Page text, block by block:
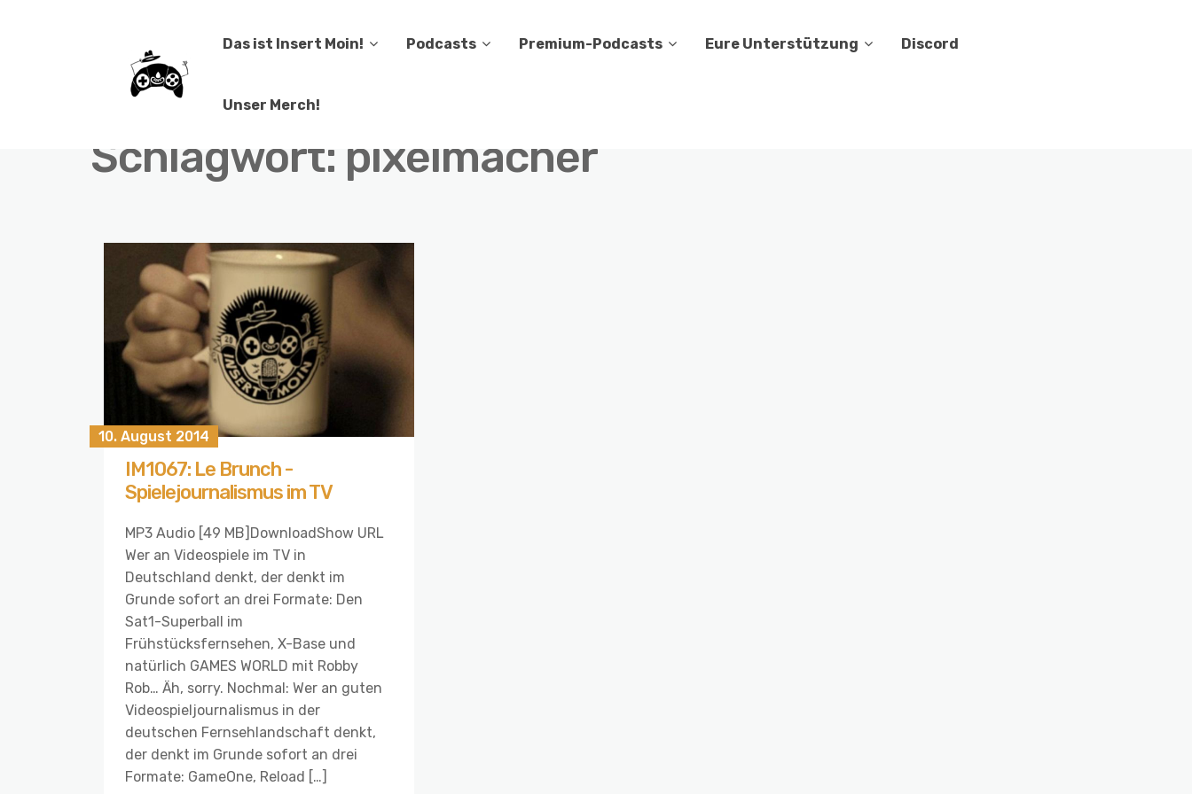
Das ist Insert Moin! Podcasts Premium-Podcasts Eure Unterstützung Discord
Unser Merch!
Schlagwort: pixelmacher
10. August 2014
IM1067: Le Brunch -
Spielejournalismus im TV
MP3 Audio [49 MB]DownloadShow URL
Wer an Videospiele im TV in
Deutschland denkt, der denkt im
Grunde sofort an drei Formate: Den
Sat1-Superball im
Frühstücksfernsehen, X-Base und
natürlich GAMES WORLD mit Robby
Rob… Äh, sorry. Nochmal: Wer an guten
Videospieljournalismus in der
deutschen Fernsehlandschaft denkt,
der denkt im Grunde sofort an drei
Formate: GameOne, Reload […]